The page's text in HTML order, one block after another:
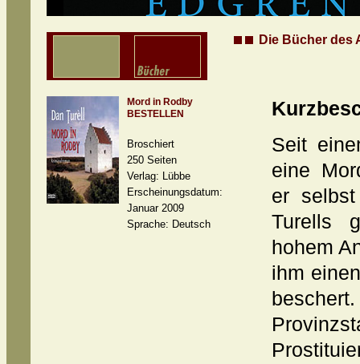
Die Bücher des
Mord in Rodby
BESTELLEN
Broschiert
250 Seiten
Verlag: Lübbe
Erscheinungsdatum:
Januar 2009
Sprache: Deutsch
Seit
eine
er
Turells
hohem
ihm